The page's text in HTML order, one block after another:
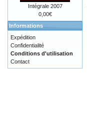
Intégrale 2007
0,00€
Informations
Expédition
Confidentialité
Conditions d'utilisation
Contact